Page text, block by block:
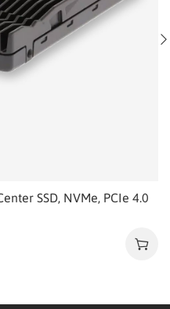
SSD, NVMe, PCIe 4.0